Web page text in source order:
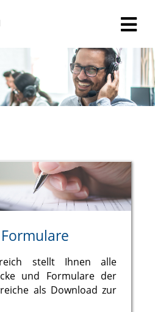
stellt Ihnen alle
und Formulare der
als Download zur